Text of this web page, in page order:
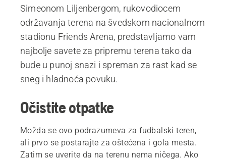
Simeonom Liljenbergom, rukovodiocem
održavanja terena na švedskom nacionalnom
stadionu Friends Arena, predstavljamo vam
najbolje savete za pripremu terena tako da
bude u punoj snazi i spreman za rast kad se
sneg i hladnoća povuku.
Očistite otpatke
Možda se ovo podrazumeva za fudbalski teren,
ali prvo se postarajte za oštećena i gola mesta.
Zatim se uverite da na terenu nema ničega. Ako